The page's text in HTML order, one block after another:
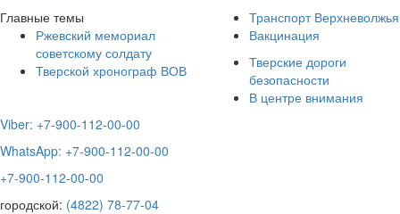
Главные темы
Ржевский мемориал
советскому солдату
Тверской хронограф ВОВ
Транспорт Верхневолжья
Вакцинация
Тверские дороги
безопасности
В центре внимания
Viber: +7-900-112-00-00
WhatsApp: +7-900-112-00-00
+7-900-112-00-00
городской: (4822) 78-77-04